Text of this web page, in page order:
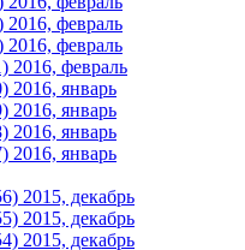
2016, февраль
2016, февраль
2016, февраль
2016, январь
2016, январь
2016, январь
2016, январь
2015, декабрь
2015, декабрь
2015, декабрь